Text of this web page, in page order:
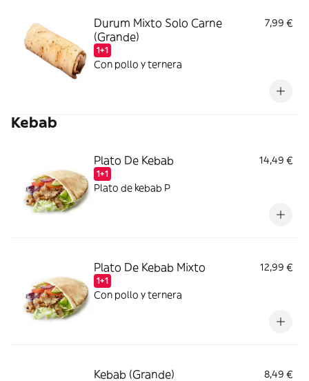
Durum Mixto Solo Carne
(Grande)
1+1
7,99 €
Con pollo y ternera
Kebab
Plato De Kebab
1+1
14,49 €
Plato de kebab P
Plato De Kebab Mixto
1+1
12,99 €
Con pollo y ternera
Kebab (Grande) 8,49 €